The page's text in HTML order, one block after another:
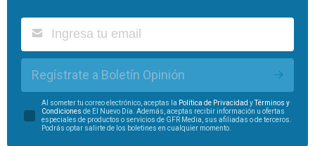
Regístrate a Boletín Opinión
Al someter tu correo electrónico, aceptas la Política de Privacidad yTérminos y
Condiciones de El Nuevo Día. Además, aceptas recibir información u ofertas
especiales de productos o servicios de GFR Media, sus afiliadas o de terceros.
Podrás optar salirte de los boletines en cualquier momento.